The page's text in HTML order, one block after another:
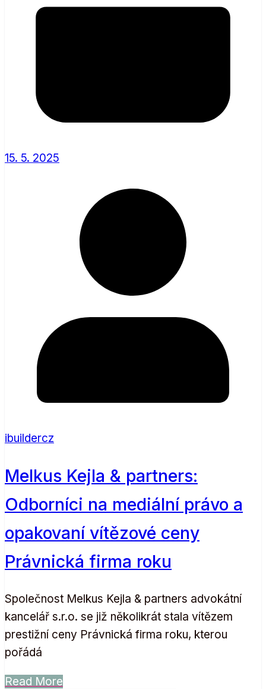
15. 5. 2025
ibuildercz
Melkus Kejla & partners:
Odborníci na mediální právo a
opakovaní vítězové ceny
Právnická firma roku
Společnost Melkus Kejla & partners advokátní
kancelář s.r.o. se již několikrát stala vítězem
prestižní ceny Právnická firma roku, kterou
pořádá
Read More